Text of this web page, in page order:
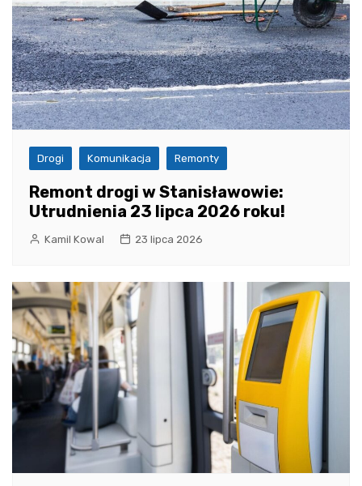
Drogi Komunikacja Remonty
Remont drogi w Stanisławowie:
Utrudnienia 23 lipca 2026 roku!
Kamil Kowal 23 lipca 2026